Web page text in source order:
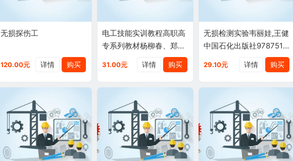
无损探伤工
120.00元 购买
详情
电工技能实训教程高职高
专系列教材杨柳春、郑怡
(编者)9787511430984
31.00元 购买
详情
无损检测实验韦丽娃,王健
中国石化出版社9787511
29.10元 购买
详情